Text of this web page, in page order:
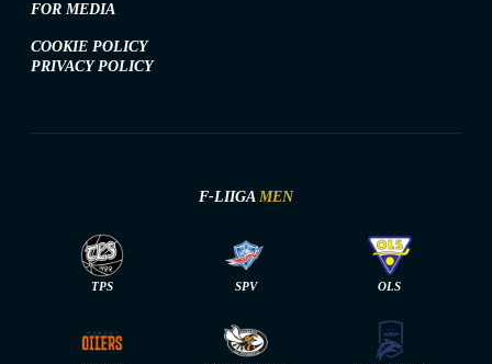
FOR MEDIA
COOKIE POLICY
PRIVACY POLICY
F-LIIGA MEN
TPS SPV OLS